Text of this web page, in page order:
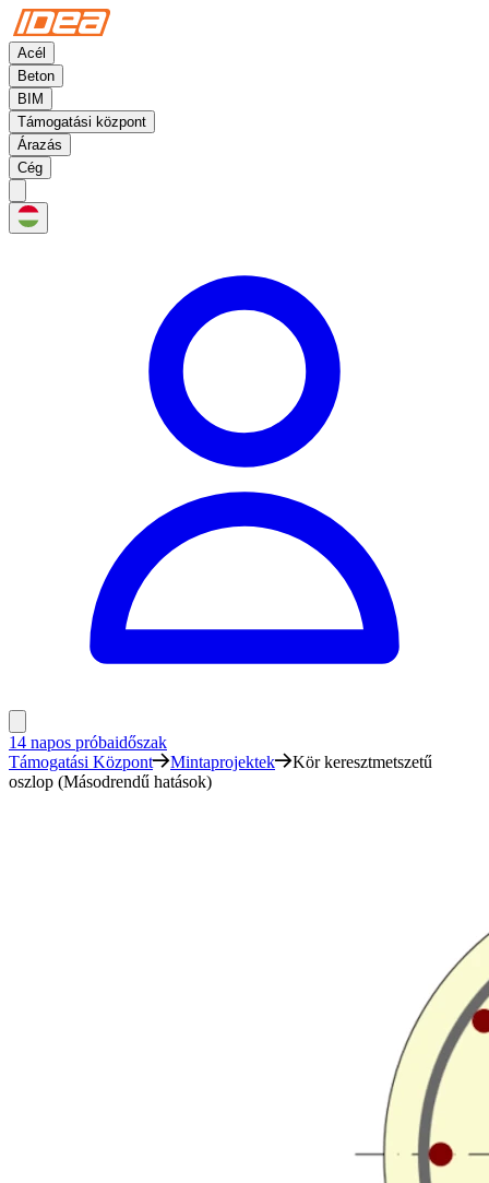
Acél
Beton
BIM
Támogatási központ
Árazás
Cég
14 napos próbaidőszak
Támogatási Központ
Mintaprojektek
Kör keresztmetszetű
oszlop (Másodrendű hatások)